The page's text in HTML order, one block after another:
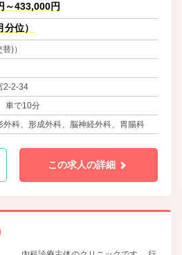
～433,000円
位）
)）
2-2-34
車で10分
外科、形成外科、脳神経外科、胃腸科
この求人の詳細